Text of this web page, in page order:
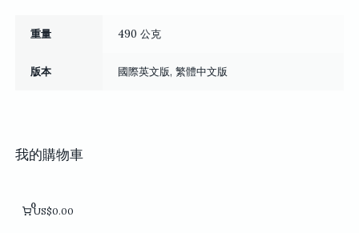
重量 490 公克
版本 國際英文版, 繁體中文版
我的購物車
0
US$0.00